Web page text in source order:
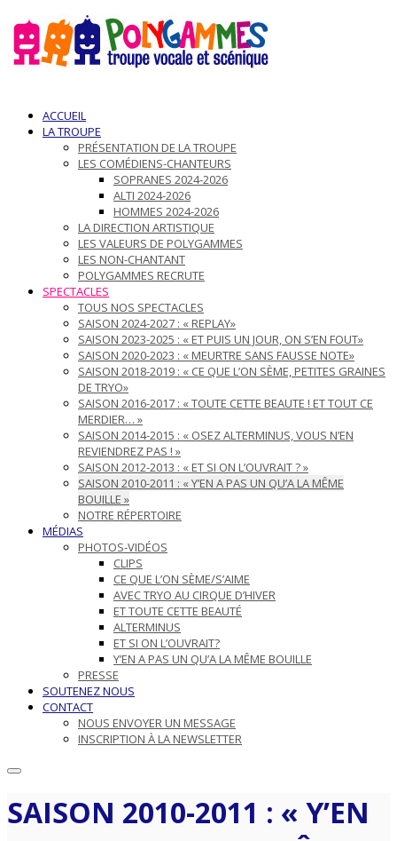
ACCUEIL
LA TROUPE
PRÉSENTATION DE LA TROUPE
LES COMÉDIENS-CHANTEURS
SOPRANES 2024-2026
ALTI 2024-2026
HOMMES 2024-2026
LA DIRECTION ARTISTIQUE
LES VALEURS DE POLYGAMMES
LES NON-CHANTANT
POLYGAMMES RECRUTE
SPECTACLES
TOUS NOS SPECTACLES
SAISON 2024-2027 : « REPLAY»
SAISON 2023-2025 : « ET PUIS UN JOUR, ON S’EN FOUT»
SAISON 2020-2023 : « MEURTRE SANS FAUSSE NOTE»
SAISON 2018-2019 : « CE QUE L’ON SÈME, PETITES GRAINES
DE TRYO»
SAISON 2016-2017 : « TOUTE CETTE BEAUTE ! ET TOUT CE
MERDIER… »
SAISON 2014-2015 : « OSEZ ALTERMINUS, VOUS N’EN
REVIENDREZ PAS ! »
SAISON 2012-2013 : « ET SI ON L’OUVRAIT ? »
SAISON 2010-2011 : « Y’EN A PAS UN QU’A LA MÊME
BOUILLE »
NOTRE RÉPERTOIRE
MÉDIAS
PHOTOS-VIDÉOS
CLIPS
CE QUE L’ON SÈME/S’AIME
AVEC TRYO AU CIRQUE D’HIVER
ET TOUTE CETTE BEAUTÉ
ALTERMINUS
ET SI ON L’OUVRAIT?
Y’EN A PAS UN QU’A LA MÊME BOUILLE
PRESSE
SOUTENEZ NOUS
CONTACT
NOUS ENVOYER UN MESSAGE
INSCRIPTION À LA NEWSLETTER
SAISON 2010-2011 : « Y’EN